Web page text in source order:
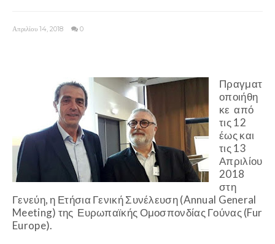
Απριλίου 14, 2018 0
Πραγματ
οποιήθη
κε από
τις 12
έως και
τις 13
Απριλίου
2018
στη
Γενεύη, η Ετήσια Γενική Συνέλευση (Annual General
Meeting) της Ευρωπαϊκής Ομοσπονδίας Γούνας (Fur
Europe).